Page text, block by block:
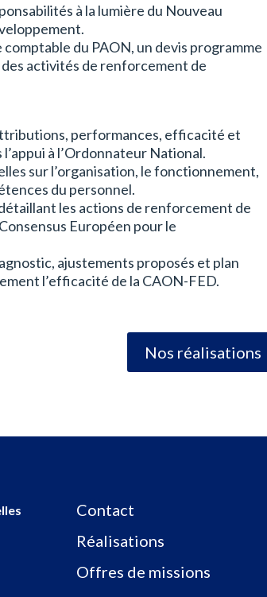
à la lumière du Nouveau
du PAON, un devis programme
activités de renforcement de
performances, efficacité et
à l’Ordonnateur National.
sur l’organisation, le fonctionnement,
du personnel.
les actions de renforcement de
Européen pour le
ajustements proposés et plan
l’efficacité de la CAON-FED.
Nos réalisations
Contact
Réalisations
Offres de missions